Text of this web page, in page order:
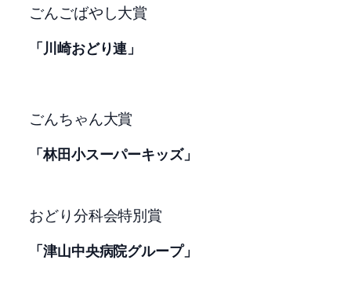
ごんごばやし大賞
「川崎おどり連」
ごんちゃん大賞
「林田小スーパーキッズ」
おどり分科会特別賞
「津山中央病院グループ」